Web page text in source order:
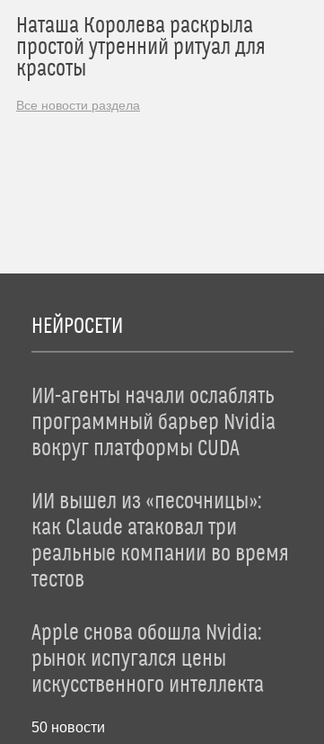
Наташа Королева раскрыла
простой утренний ритуал для
красоты
Все новости раздела
НЕЙРОСЕТИ
ИИ-агенты начали ослаблять
программный барьер Nvidia
вокруг платформы CUDA
ИИ вышел из «песочницы»:
как Claude атаковал три
реальные компании во время
тестов
Apple снова обошла Nvidia:
рынок испугался цены
искусственного интеллекта
50 новости